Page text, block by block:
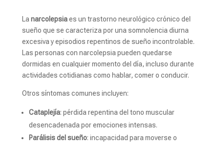
La narcolepsiaes un trastorno neurológico crónico del
sueño que se caracteriza por una somnolencia diurna
excesiva y episodios repentinos de sueño incontrolable.
Las personas con narcolepsia pueden quedarse
dormidas en cualquier momento del día, incluso durante
actividades cotidianas como hablar, comer o conducir.
Otros síntomas comunes incluyen:
Cataplejía: pérdida repentina del tono muscular
desencadenada por emociones intensas.
Parálisis del sueño: incapacidad para moverse o